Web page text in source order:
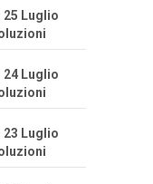
25 Luglio
24 Luglio
23 Luglio